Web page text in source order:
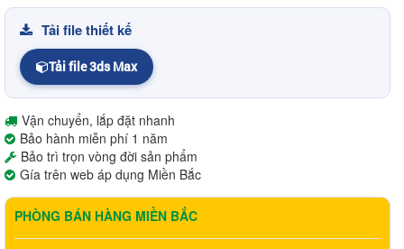
Tải file thiết kế
Tải file 3ds Max
Vận chuyển, lắp đặt nhanh
Bảo hành miễn phí 1 năm
Bảo trì trọn vòng đời sản phẩm
Gía trên web áp dụng Miền Bắc
PHÒNG BÁN HÀNG MIỀN BẮC